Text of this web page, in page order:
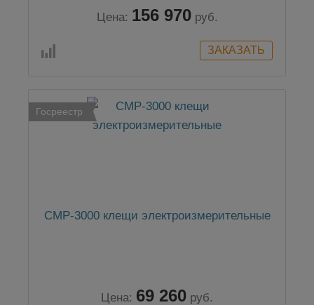
Цена: 156 970 руб.
Госреестр
СМP-3000 клещи электроизмерительные
Цена: 69 260 руб.